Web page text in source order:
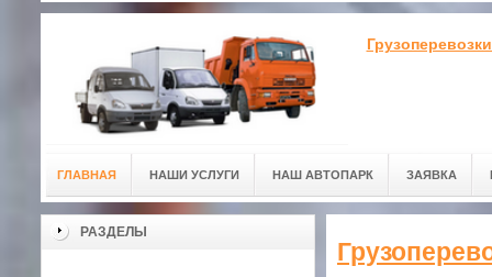
ГЛАВНАЯ НАШИ УСЛУГИ НАШ АВТОПАРК ЗАЯВКА
РАЗДЕЛЫ